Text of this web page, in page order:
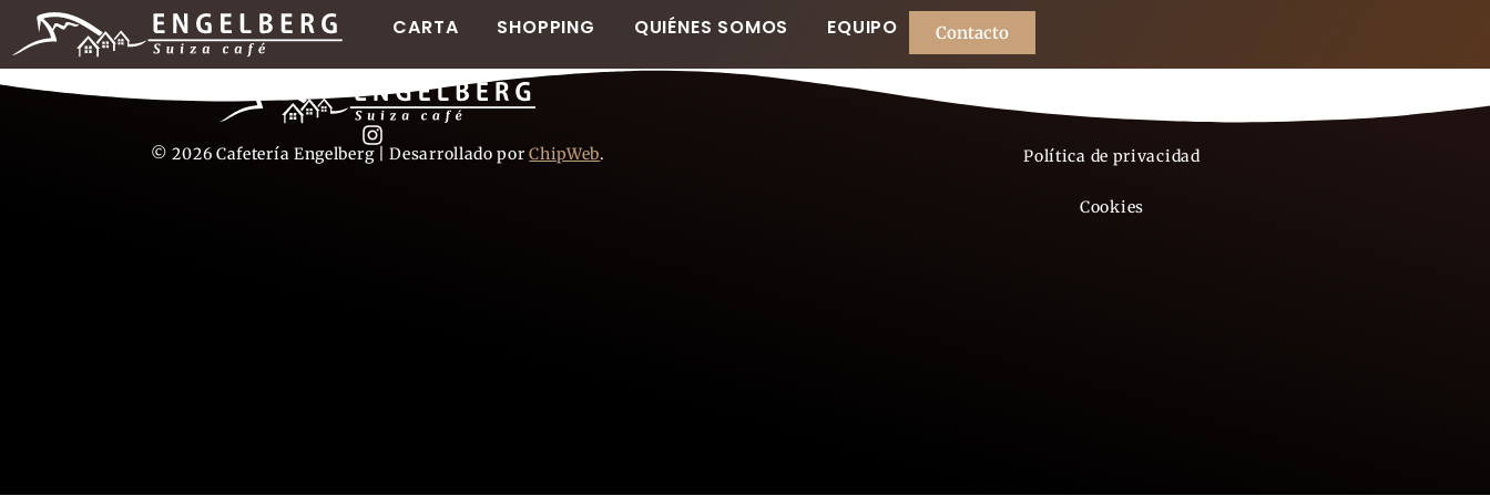
CARTA SHOPPING QUIÉNES SOMOS EQUIPO Contacto
© 2026 Cafetería Engelberg | Desarrollado porChipWeb. Política de privacidad
Cookies